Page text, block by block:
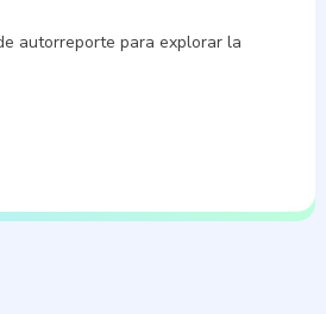
autorreporte para explorar la